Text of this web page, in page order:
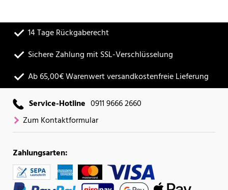
14 Tage Rückgaberecht
Sichere Zahlung mit SSL-Verschlüsselung
Ab 65,00€ Warenwert versandkostenfreie Lieferung
Service-Hotline 0911 9666 2660
Zum Kontaktformular
Zahlungsarten: